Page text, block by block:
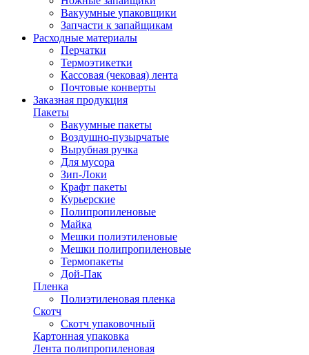
Вакуумные упаковщики
Запчасти к запайщикам
Расходные материалы
Перчатки
Термоэтикетки
Кассовая (чековая) лента
Почтовые конверты
Заказная продукция
Пакеты
Вакуумные пакеты
Воздушно-пузырчатые
Вырубная ручка
Для мусора
Зип-Локи
Крафт пакеты
Курьерские
Полипропиленовые
Майка
Мешки полиэтиленовые
Мешки полипропиленовые
Термопакеты
Дой-Пак
Пленка
Полиэтиленовая пленка
Скотч
Скотч упаковочный
Картонная упаковка
Лента полипропиленовая